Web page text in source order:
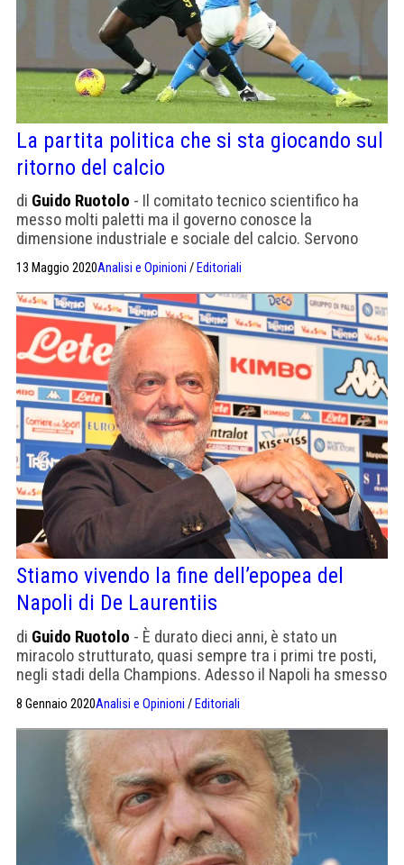
La partita politica che si sta giocando sul
ritorno del calcio
di Guido Ruotolo - Il comitato tecnico scientifico ha
messo molti paletti ma il governo conosce la
dimensione industriale e sociale del calcio. Servono
rinunce per raggiungere l'obiettivo
13 Maggio 2020Analisi e Opinioni / Editoriali
Stiamo vivendo la fine dell’epopea del
Napoli di De Laurentiis
di Guido Ruotolo - È durato dieci anni, è stato un
miracolo strutturato, quasi sempre tra i primi tre posti,
negli stadi della Champions. Adesso il Napoli ha smesso
8 Gennaio 2020Analisi e Opinioni / Editoriali